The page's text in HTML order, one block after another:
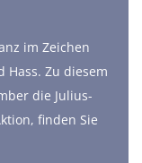
im Zeichen
Hass. Zu diesem
die Julius-
finden Sie